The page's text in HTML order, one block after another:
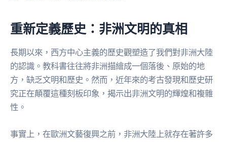
重新定義歷史：非洲文明的真相
長期以來，西方中心主義的歷史觀塑造了我們對非洲大陸
的認識。教科書往往將非洲描繪成一個落後、原始的地
方，缺乏文明和歷史。然而，近年來的考古發現和歷史研
究正在顛覆這種刻板印象，揭示出非洲文明的輝煌和複雜
性。
事實上，在歐洲文藝復興之前，非洲大陸上就存在著許多